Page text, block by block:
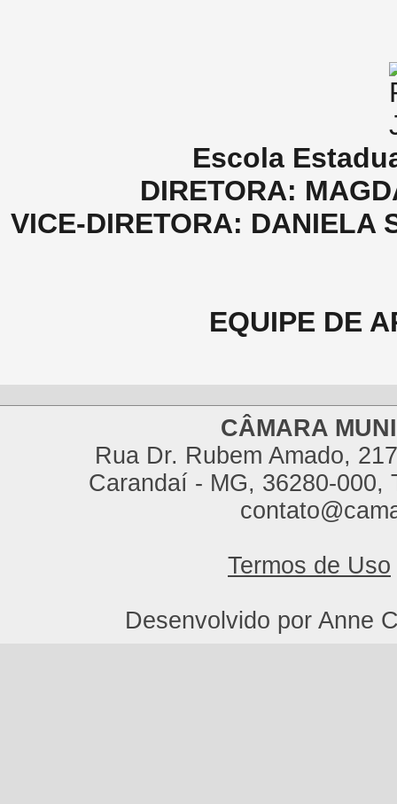
Escola
DIRETORA:
VICE-DIRETORA: DANIELA
EQUIPE DE
CÂMARA
Rua Dr. Rubem Amado,
Carandaí - MG, 36280-000,
Termos de Uso
Desenvolvido por Anne